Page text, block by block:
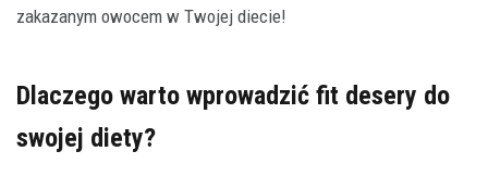
zakazanym owocem w Twojej diecie!
Dlaczego warto wprowadzić fit desery do
swojej diety?